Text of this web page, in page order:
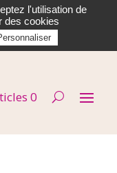
0
l'utilisation de
des cookies